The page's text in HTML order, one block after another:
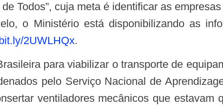
Todos”, cuja meta é identificar as
o Ministério está disponibilizando as
2UWLHQx.
pelo Serviço Nacional de
ventiladores mecânicos que estavam